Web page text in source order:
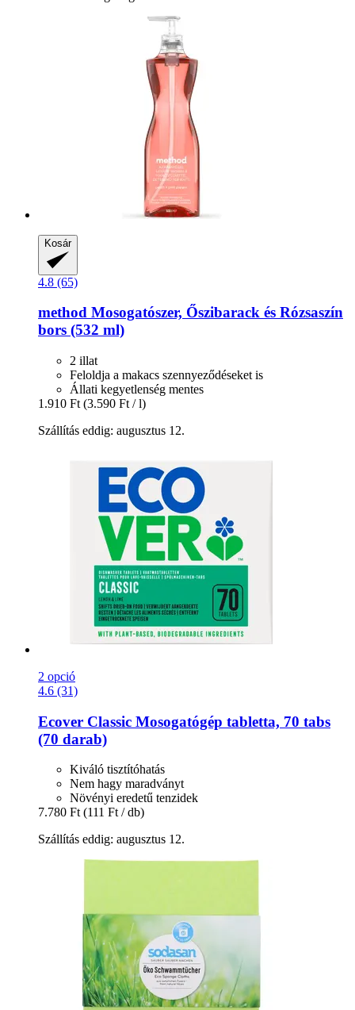
Kosár
4.8 (65)
method Mosogatószer, Őszibarack és Rózsaszín
bors (532 ml)
2 illat
Feloldja a makacs szennyeződéseket is
Állati kegyetlenség mentes
1.910 Ft (3.590 Ft / l)
Szállítás eddig: augusztus 12.
2 opció
4.6 (31)
Ecover Classic Mosogatógép tabletta, 70 tabs
(70 darab)
Kiváló tisztítóhatás
Nem hagy maradványt
Növényi eredetű tenzidek
7.780 Ft (111 Ft / db)
Szállítás eddig: augusztus 12.